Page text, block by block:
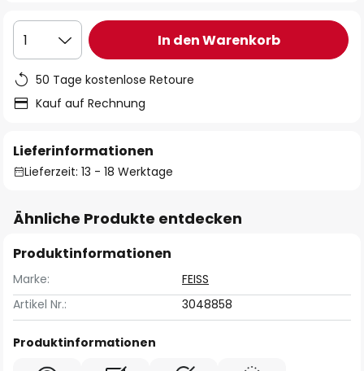
1 In den Warenkorb
50 Tage kostenlose Retoure
Kauf auf Rechnung
Lieferinformationen
Lieferzeit: 13 - 18 Werktage
Ähnliche Produkte entdecken
Produktinformationen
Marke:
FEISS
Artikel Nr.:
3048858
Produktinformationen